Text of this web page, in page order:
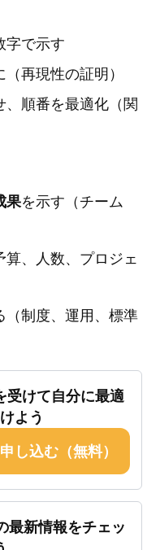
字で示す
再現性の証明）
、順番を最適化（関
果を示す（チーム
、人数、プロジェ
（制度、運用、標準
受けて自分に最適
よう
し込む（無料）
最新情報をチェッ